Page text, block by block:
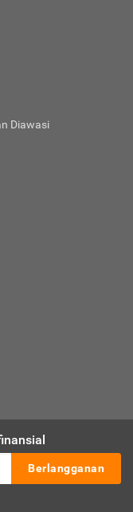
Diawasi
Berlangganan